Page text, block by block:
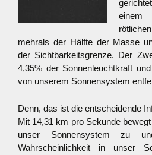
mehrals der Hälfte der Masse
der Sichtbarkeitsgrenze. Der
4,35% der Sonnenleuchtkraft
von unserem Sonnensystem
Denn, das ist die entscheidende
Mit 14,31 km pro Sekunde
unser Sonnensystem zu
Wahrscheinlichkeit in unser